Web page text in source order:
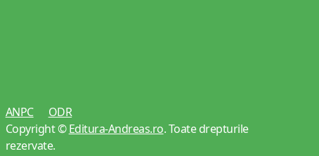
ANPC
ODR
Copyright ©Editura-Andreas.ro. Toate drepturile
rezervate.